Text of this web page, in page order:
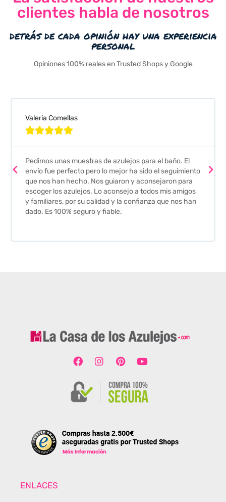
clientes habla de nosotros
detrás de cada opinión hay una experiencia
personal
Opiniones 100% reales en Trusted Shops y Google
Valeria Comellas

Pedimos unas muestras de azulejos para el baño. El
envío fue perfecto pero lo mejor ha sido el seguimiento
que nos han hecho. Nos guiaron y aconsejaron para
escoger los azulejos. Lo aconsejo a todos mis amigos
y familiares, por su calidad y la confianza que nos han
dado. Es 100% seguro y fiable.
ENLACES